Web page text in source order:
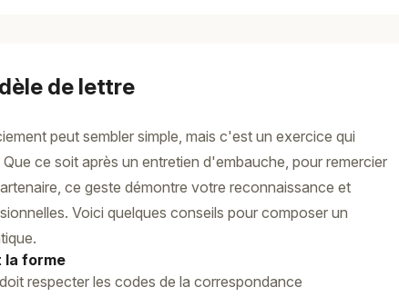
de lettre
peut sembler simple, mais c'est un exercice qui
ce soit après un entretien d'embauche, pour remercier
ce geste démontre votre reconnaissance et
Voici quelques conseils pour composer un
la forme
respecter les codes de la correspondance